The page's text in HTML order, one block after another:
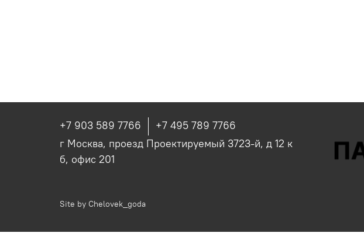
+7 903 589 7766
+7 495 789 7766
г Москва, проезд Проектируемый 3723-й, д 12 к
б, офис 201
Site by Chelovek_goda